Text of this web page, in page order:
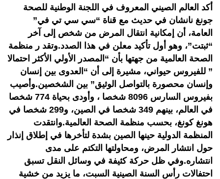
أكد العالم الصيني المعروف في اللجنة الوطنية للصحة
جونغ نانشان في حديث مع قناة “سي سي تي في”
العامة، أن إمكانية انتقال المرض من شخص إلى آخر
“ثبتت”، وهو أول تأكيد معلن في هذا الصدد.وتقد ر منظمة
الصحة العالمية من جهتها بأن “المصدر الأولي الأكثر احتمالا
” للفيروس حيواني، مشيرة إلى أن “العدوى بين إنسان
وإنسان محصورة بالتواصل الوثيق” بين الشخصين.وأصيب
بفيروس السارس 8096 شخصا ، وأودى بحياة 774 شخصا
في العالم، بينهم 349 شخصا في الصين، و299 شخصا في
هونغ كونغ، بحسب منظمة الصحة العالمية.وانتقدت
المنظمة الدولية حينها الصين بشدة لتأخرها في إطلاق إنذار
حول انتشار المرض، ومحاولتها التكتم على مدى
انتشاره.وفي ظل حركة كثيفة في وسائل النقل تسبق
احتفالات رأس السنة الصينية السبت، ما يزيد من خشية